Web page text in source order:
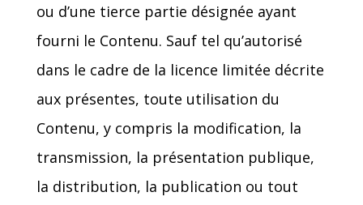
ou d’une tierce partie désignée ayant
fourni le Contenu. Sauf tel qu’autorisé
dans le cadre de la licence limitée décrite
aux présentes, toute utilisation du
Contenu, y compris la modification, la
transmission, la présentation publique,
la distribution, la publication ou tout